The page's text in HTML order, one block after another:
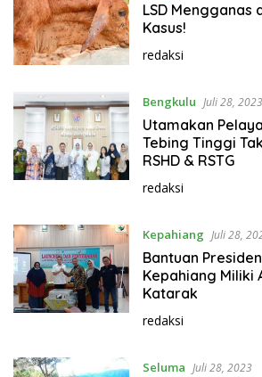
LSD Mengganas
Kasus!
redaksi
Bengkulu Juli 28, 2023
Utamakan
Tebing Tinggi
RSHD & RSTG
redaksi
Kepahiang Juli 28,
Bantuan Presiden
Kepahiang Miliki
Katarak
redaksi
Seluma Juli 28, 2023